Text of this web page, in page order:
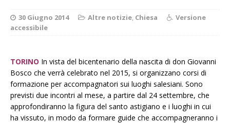
30 Giugno 2014 Altre notizie, Chiesa
Versione
accessibile
TORINO In vista del bicentenario della nascita di don Giovanni
Bosco che verrà celebrato nel 2015, si organizzano corsi di
formazione per accompagnatori sui luoghi salesiani. Sono
previsti due incontri al mese, a partire dal 24 settembre, che
approfondiranno la figura del santo astigiano e i luoghi in cui
ha vissuto, in modo da formare guide che accompagneranno i